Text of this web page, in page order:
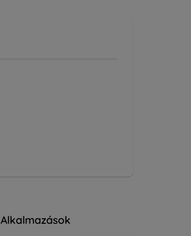
Alkalmazások